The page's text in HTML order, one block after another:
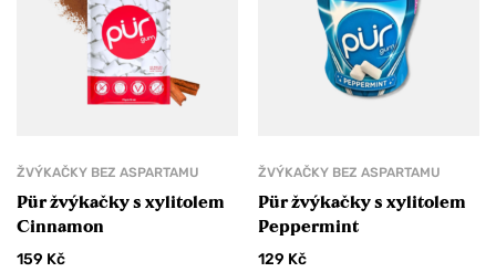
ŽVÝKAČKY BEZ ASPARTAMU
Pür žvýkačky s xylitolem
Cinnamon
159 Kč
ŽVÝKAČKY BEZ ASPARTAMU
Pür žvýkačky s xylitolem
Peppermint
129 Kč